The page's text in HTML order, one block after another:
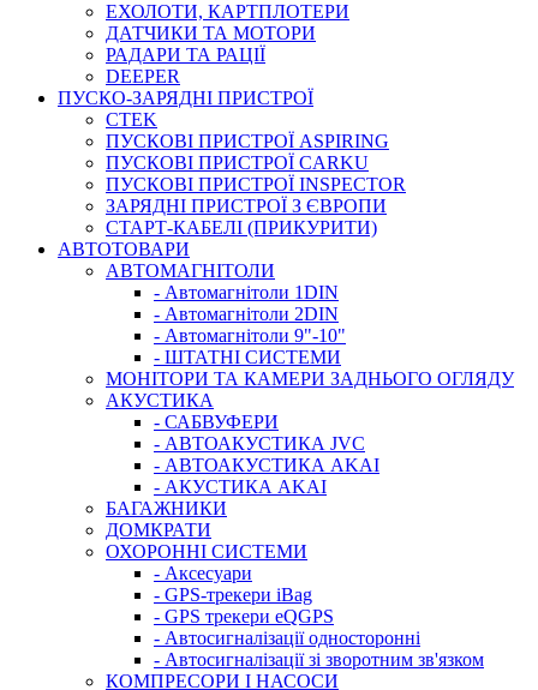
ЕХОЛОТИ, КАРТПЛОТЕРИ
ДАТЧИКИ ТА МОТОРИ
РАДАРИ ТА РАЦІЇ
DEEPER
ПУСКО-ЗАРЯДНІ ПРИСТРОЇ
CTEK
ПУСКОВІ ПРИСТРОЇ ASPIRING
ПУСКОВІ ПРИСТРОЇ CARKU
ПУСКОВІ ПРИСТРОЇ INSPECTOR
ЗАРЯДНІ ПРИСТРОЇ З ЄВРОПИ
СТАРТ-КАБЕЛІ (ПРИКУРИТИ)
АВТОТОВАРИ
АВТОМАГНІТОЛИ
- Автомагнітоли 1DIN
- Автомагнітоли 2DIN
- Автомагнітоли 9"-10"
- ШТАТНІ СИСТЕМИ
МОНІТОРИ ТА КАМЕРИ ЗАДНЬОГО ОГЛЯДУ
АКУСТИКА
- САБВУФЕРИ
- АВТОАКУСТИКА JVC
- АВТОАКУСТИКА AKAI
- АКУСТИКА AKAI
БАГАЖНИКИ
ДОМКРАТИ
ОХОРОННІ СИСТЕМИ
- Аксесуари
- GPS-трекери iBag
- GPS трекери eQGPS
- Автосигналізації односторонні
- Автосигналізації зі зворотним зв'язком
КОМПРЕСОРИ І НАСОСИ